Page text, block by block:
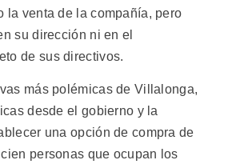
la venta de la compañía, pero
su dirección ni en el
de sus directivos.
más polémicas de Villalonga,
desde el gobierno y la
una opción de compra de
personas que ocupan los